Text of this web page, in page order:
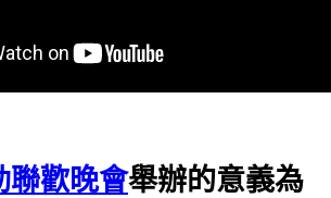
聯歡晚會舉辦的意義為